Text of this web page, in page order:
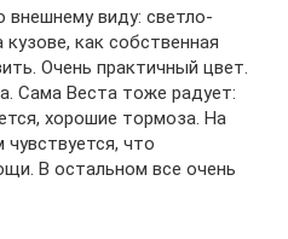
внешнему виду: светло-
как собственная
Очень практичный цвет.
Сама Веста тоже радует:
хорошие тормоза. На
что
В остальном все очень